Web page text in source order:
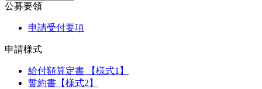
公募要領
申請受付要項
申請様式
給付額算定書 【様式1】
誓約書【様式2】